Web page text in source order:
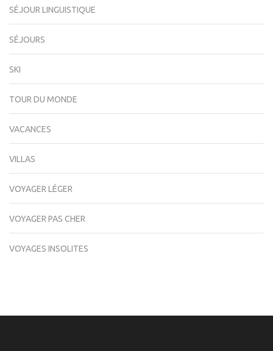
SÉJOUR LINGUISTIQUE
SÉJOURS
SKI
TOUR DU MONDE
VACANCES
VILLAS
VOYAGER LÉGER
VOYAGER PAS CHER
VOYAGES INSOLITES